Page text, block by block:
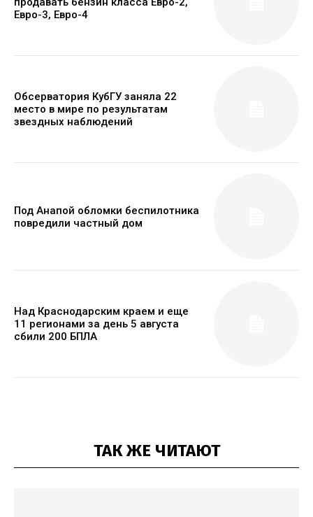
Евро-3, Евро-4
Обсерватория КубГУ заняла 22
место в мире по результатам
звездных наблюдений
Под Анапой обломки беспилотника
повредили частный дом
Над Краснодарским краем и еще
11 регионами за день 5 августа
сбили 200 БПЛА
ТАК ЖЕ ЧИТАЮТ